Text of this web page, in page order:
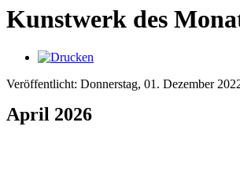
Kunstwerk des
Veröffentlicht: Donnerstag, 01. Dezember
April 2026